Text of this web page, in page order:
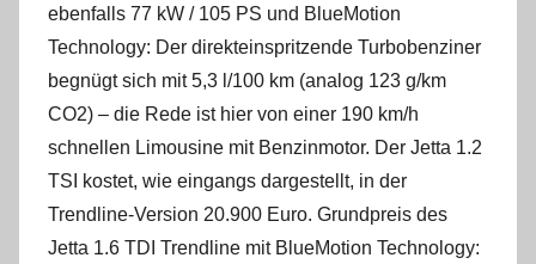
ebenfalls 77 kW / 105 PS und BlueMotion
Technology: Der direkteinspritzende Turbobenziner
begnügt sich mit 5,3 l/100 km (analog 123 g/km
CO2) – die Rede ist hier von einer 190 km/h
schnellen Limousine mit Benzinmotor. Der Jetta 1.2
TSI kostet, wie eingangs dargestellt, in der
Trendline-Version 20.900 Euro. Grundpreis des
Jetta 1.6 TDI Trendline mit BlueMotion Technology: